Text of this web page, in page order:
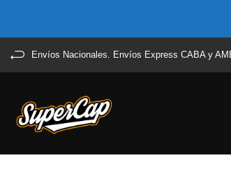
Envíos Nacionales. Envíos Express CABA y